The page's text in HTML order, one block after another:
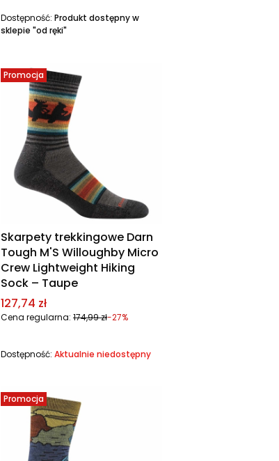
Dostępność: Produkt dostępny w
sklepie "od ręki"
Promocja
Skarpety trekkingowe Darn
Tough M'S Willoughby Micro
Crew Lightweight Hiking
Sock – Taupe
Cena promocyjna
127,74 zł
Cena regularna: 174,99 zł-27%
Dostępność: Aktualnie niedostępny
Promocja